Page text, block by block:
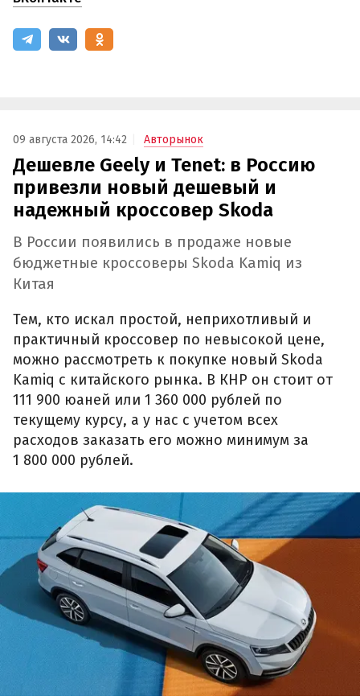
09 августа 2026, 14:42 Авторынок
Дешевле Geely и Tenet: в Россию
привезли новый дешевый и
надежный кроссовер Skoda
В России появились в продаже новые
бюджетные кроссоверы Skoda Kamiq из
Китая
Тем, кто искал простой, неприхотливый и
практичный кроссовер по невысокой цене,
можно рассмотреть к покупке новый Skoda
Kamiq с китайского рынка. В КНР он стоит от
111 900 юаней или 1 360 000 рублей по
текущему курсу, а у нас с учетом всех
расходов заказать его можно минимум за
1 800 000 рублей.